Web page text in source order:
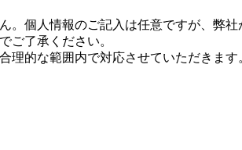
個人情報のご記入は任意ですが、弊社
ご了承ください。
的な範囲内で対応させていただきます